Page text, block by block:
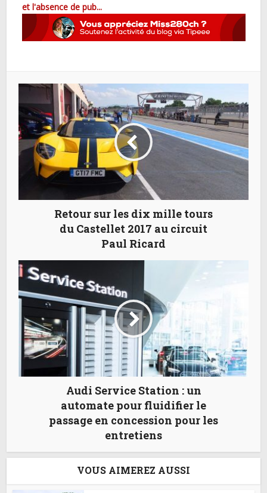
et l'absence de pub...
Retour sur les dix mille tours
du Castellet 2017 au circuit
Paul Ricard
Audi Service Station : un
automate pour fluidifier le
passage en concession pour les
entretiens
VOUS AIMEREZ AUSSI